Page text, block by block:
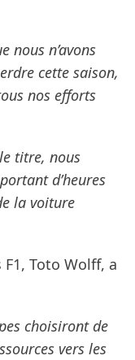
nous n’avons
cette saison,
nos efforts
titre, nous
d’heures
la voiture
F1, Toto Wolff, a
choisiront de
vers les